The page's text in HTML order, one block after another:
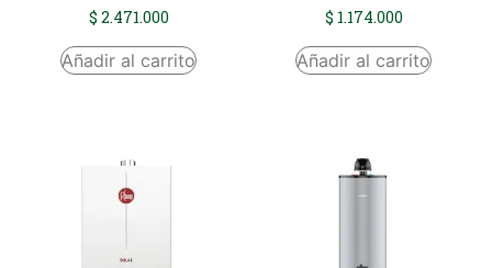
$ 2.471.000
Añadir al carrito
$ 1.174.000
Añadir al carrito